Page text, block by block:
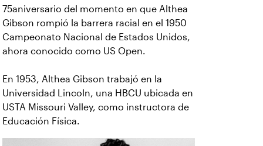
75aniversario del momento en que Althea
Gibson rompió la barrera racial en el 1950
Campeonato Nacional de Estados Unidos,
ahora conocido como US Open.
En 1953, Althea Gibson trabajó en la
Universidad Lincoln, una HBCU ubicada en
USTA Missouri Valley, como instructora de
Educación Física.